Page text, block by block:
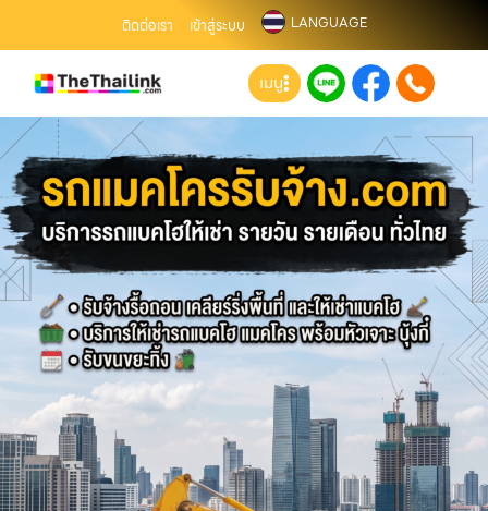
ติดต่อเรา เข้าสู่ระบบ LANGUAGE
เมนู